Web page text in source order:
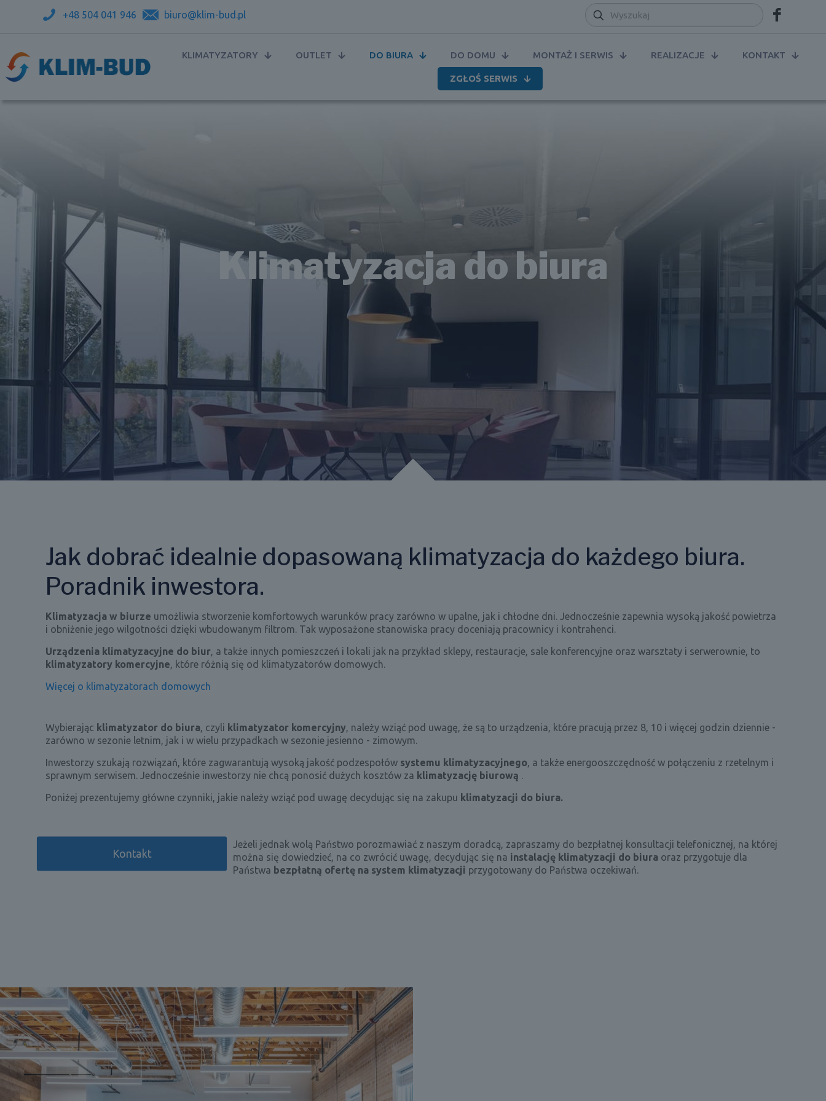
+48 504 041 946 biuro@klim-bud.pl
KLIMATYZATORY OUTLET DO BIURA DO DOMU MONTAŻ I SERWIS REALIZACJE KONTAKT
ZGŁOŚ SERWIS
Klimatyzacja do biura
Jak dobrać idealnie dopasowaną klimatyzacja do każdego biura.
Poradnik inwestora.
Klimatyzacja w biurze umożliwia stworzenie komfortowych warunków pracy zarówno w upalne, jak i chłodne dni. Jednocześnie zapewnia wysoką jakość powietrza
i obniżenie jego wilgotności dzięki wbudowanym filtrom. Tak wyposażone stanowiska pracy doceniają pracownicy i kontrahenci.
Urządzenia klimatyzacyjne do biur, a także innych pomieszczeń i lokali jak na przykład sklepy, restauracje, sale konferencyjne oraz warsztaty i serwerownie, to
klimatyzatory komercyjne, które różnią się od klimatyzatorów domowych.
Więcej o klimatyzatorach domowych
Wybierając klimatyzator do biura, czyli klimatyzator komercyjny, należy wziąć pod uwagę, że są to urządzenia, które pracują przez 8, 10 i więcej godzin dziennie -
zarówno w sezonie letnim, jak i w wielu przypadkach w sezonie jesienno - zimowym.
Inwestorzy szukają rozwiązań, które zagwarantują wysoką jakość podzespołów systemu klimatyzacyjnego, a także energooszczędność w połączeniu z rzetelnym i
sprawnym serwisem. Jednocześnie inwestorzy nie chcą ponosić dużych kosztów za klimatyzację biurową .
Poniżej prezentujemy główne czynniki, jakie należy wziąć pod uwagę decydując się na zakupu klimatyzacji do biura.
Kontakt
Jeżeli jednak wolą Państwo porozmawiać z naszym doradcą, zapraszamy do bezpłatnej konsultacji telefonicznej, na której
można się dowiedzieć, na co zwrócić uwagę, decydując się na instalację klimatyzacji do biura oraz przygotuje dla
Państwa bezpłatną ofertę na system klimatyzacji przygotowany do Państwa oczekiwań.